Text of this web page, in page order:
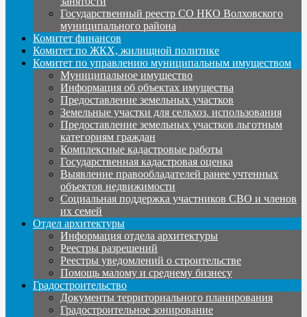
Государственный реестр СО НКО Волховского
муниципального района
Комитет финансов
Комитет по ЖКХ, жилищной политике
Комитет по управлению муниципальным имуществом
Муниципальное имущество
Информация об объектах имущества
Предоставление земельных участков
Земельные участки для сельхоз. использования
Предоставление земельных участков льготным
категориям граждан
Комплексные кадастровые работы
Государственная кадастровая оценка
Выявление правообладателей ранее учтенных
объектов недвижимости
Социальная поддержка участников СВО и членов
их семей
Отдел архитектуры
Информация отдела архитектуры
Реестры разрешений
Реестры уведомлений о строительстве
Помощь малому и среднему бизнесу
Градостроительство
Документы территориального планирования
Градостроительное зонирование